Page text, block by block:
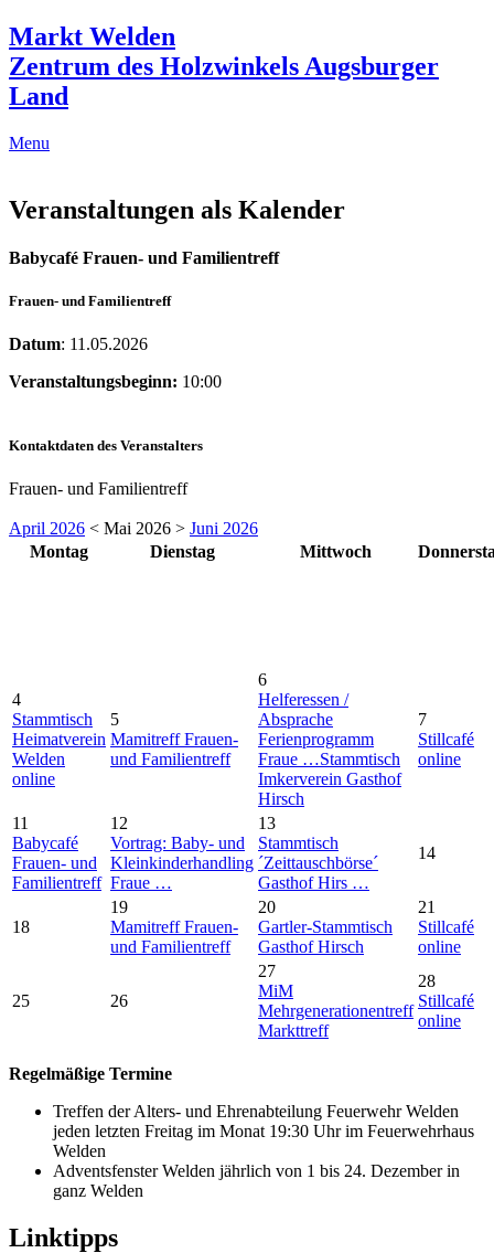
Markt Welden
Zentrum des Holzwinkels Augsburger
Land
Menu
Veranstaltungen als Kalender
Babycafé Frauen- und Familientreff
Frauen- und Familientreff
Datum: 11.05.2026
Veranstaltungsbeginn: 10:00
Kontaktdaten des Veranstalters
Frauen- und Familientreff
April 2026 < Mai 2026 > Juni 2026
Montag
Dienstag Mittwoch
4
Stammtisch
Heimatverein
Welden
online
5
Mamitreff Frauen-
und Familientreff
6
Helferessen /
Absprache
Ferienprogramm
Fraue …Stammtisch
Imkerverein Gasthof
Hirsch
7
Stillcafé
online
11
Babycafé
Frauen- und
Familientreff
12
Vortrag: Baby- und
Kleinkinderhandling
Fraue …
13
Stammtisch
´Zeittauschbörse´
Gasthof Hirs …
14
18
19
Mamitreff Frauen-
und Familientreff
20
Gartler-Stammtisch
Gasthof Hirsch
21
Stillcafé
online
25 26
27
MiM
Mehrgenerationentreff
Markttreff
28
Stillcafé
online
Regelmäßige Termine
Treffen der Alters- und Ehrenabteilung Feuerwehr Welden
jeden letzten Freitag im Monat 19:30 Uhr im Feuerwehrhaus
Welden
Adventsfenster Welden jährlich von 1 bis 24. Dezember in
ganz Welden
Linktipps